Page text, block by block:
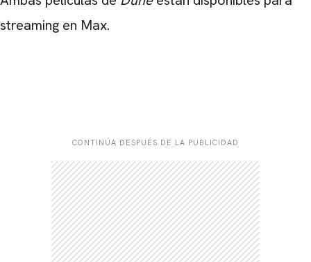
streaming en Max.
CONTINÚA DESPUÉS DE LA PUBLICIDAD